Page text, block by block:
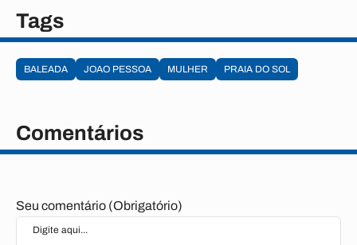
Tags
BALEADA JOAO PESSOA MULHER PRAIA DO SOL
Comentários
Seu comentário (Obrigatório)